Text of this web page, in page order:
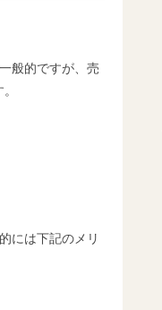
般的ですが、売
には下記のメリ